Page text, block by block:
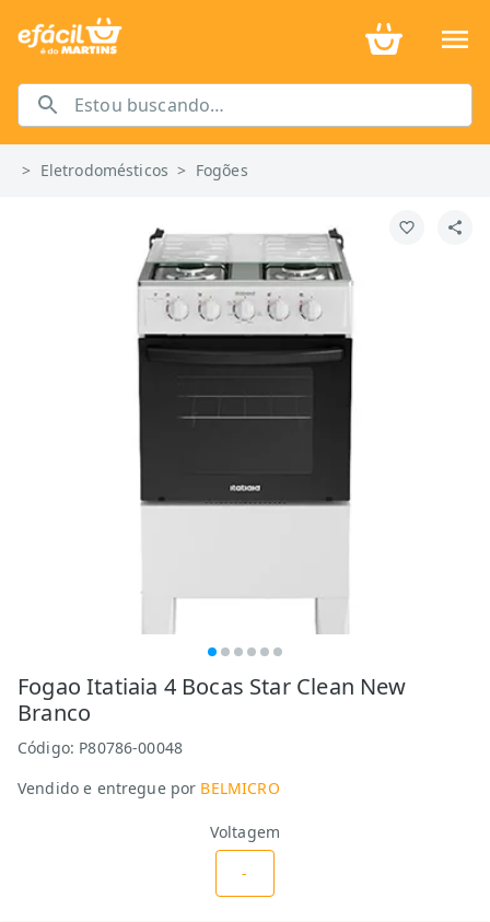
> Eletrodomésticos > Fogões
Fogao Itatiaia 4 Bocas Star Clean New
Branco
Código: P80786-00048
Vendido e entregue por BELMICRO
Voltagem
-